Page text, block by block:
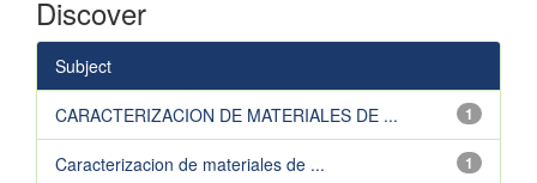
Discover
Subject
1
CARACTERIZACION DE MATERIALES DE ...
1
Caracterizacion de materiales de ...